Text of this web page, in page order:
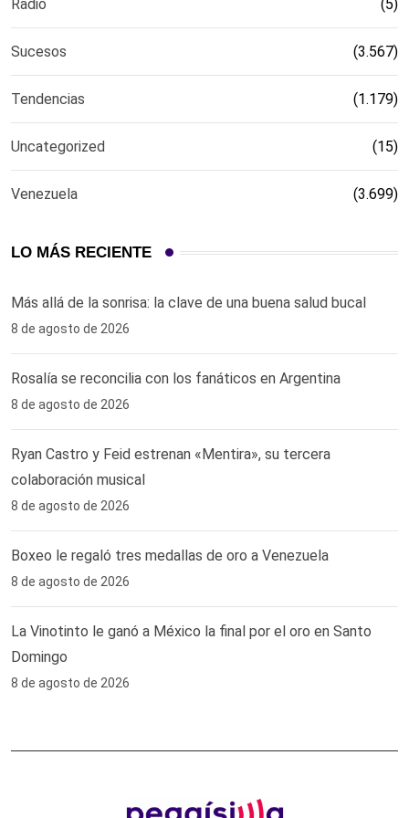
Radio (5)
Sucesos (3.567)
Tendencias (1.179)
Uncategorized (15)
Venezuela (3.699)
LO MÁS RECIENTE
Más allá de la sonrisa: la clave de una buena salud bucal
8 de agosto de 2026
Rosalía se reconcilia con los fanáticos en Argentina
8 de agosto de 2026
Ryan Castro y Feid estrenan «Mentira», su tercera
colaboración musical
8 de agosto de 2026
Boxeo le regaló tres medallas de oro a Venezuela
8 de agosto de 2026
La Vinotinto le ganó a México la final por el oro en Santo
Domingo
8 de agosto de 2026